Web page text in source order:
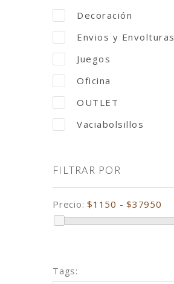
Decoración
Envios y Envolturas
Juegos
Oficina
OUTLET
Vaciabolsillos
FILTRAR POR
Precio: $1150 - $37950
Tags: